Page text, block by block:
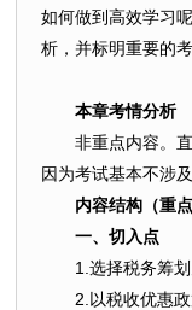
如何做到高效学习
析，并标明重要的
本章考情分析
非重点内容。
因为考试基本不涉及
内容结构（重点
一、切入点
1.选择税务筹
2.以税收优惠